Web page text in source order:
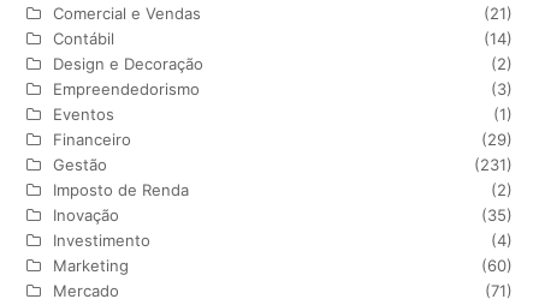
Comercial e Vendas
(21)
Contábil
(14)
Design e Decoração
(2)
Empreendedorismo
(3)
Eventos
(1)
Financeiro
(29)
Gestão
(231)
Imposto de Renda
(2)
Inovação
(35)
Investimento
(4)
Marketing
(60)
Mercado
(71)